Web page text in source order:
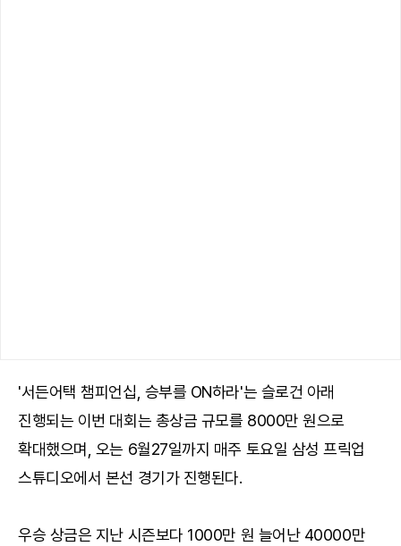
'서든어택 챔피언십, 승부를 ON하라'는 슬로건 아래
진행되는 이번 대회는 총상금 규모를 8000만 원으로
확대했으며, 오는 6월27일까지 매주 토요일 삼성 프릭업
스튜디오에서 본선 경기가 진행된다.
우승 상금은 지난 시즌보다 1000만 원 늘어난 40000만